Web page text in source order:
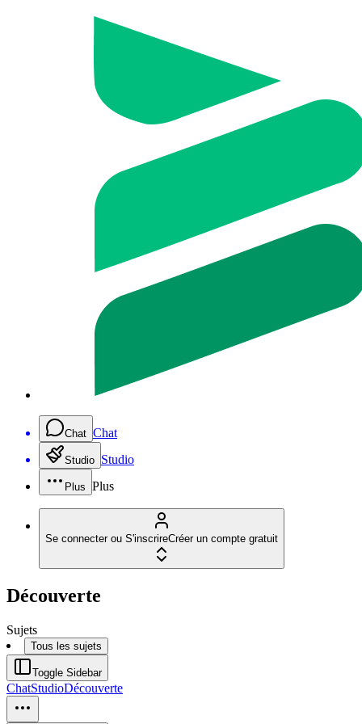
Chat Chat
Studio Studio
Plus Plus
Se connecter ou S'inscrireCréer un compte gratuit
Découverte
Sujets
Tous les sujets
Toggle Sidebar
ChatStudioDécouverte